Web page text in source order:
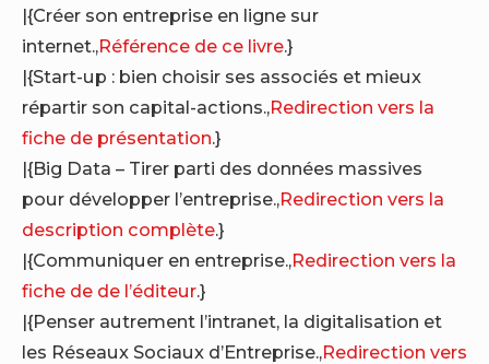
|{Créer son entreprise en ligne sur
internet.,Référence de ce livre.}
|{Start-up : bien choisir ses associés et mieux
répartir son capital-actions.,Redirection vers la
fiche de présentation.}
|{Big Data – Tirer parti des données massives
pour développer l’entreprise.,Redirection vers la
description complète.}
|{Communiquer en entreprise.,Redirection vers la
fiche de de l’éditeur.}
|{Penser autrement l’intranet, la digitalisation et
les Réseaux Sociaux d’Entreprise.,Redirection vers